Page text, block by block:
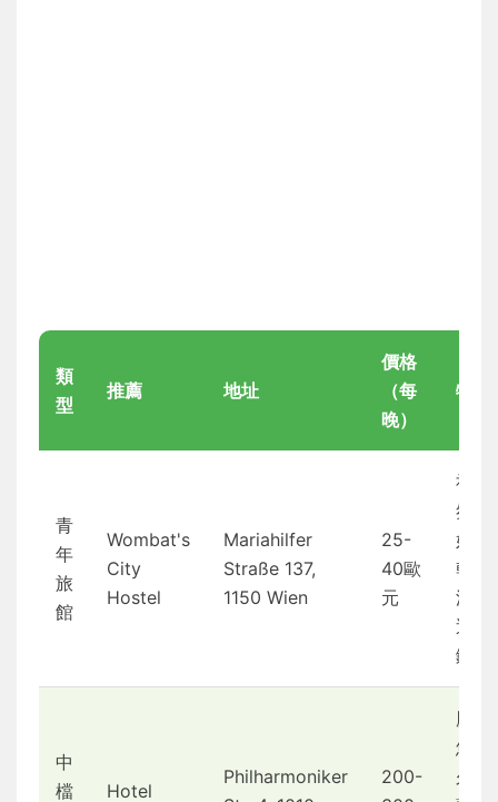
類
型
推薦 地址
價格
（每
晚）
特色
青
年
旅
館
Wombat's
City
Hostel
Mariahilfer
Straße 137,
1150 Wien
25-
40歐
元
社交
氛圍
好，
乾
淨，
近地
鐵
中
檔
Hotel
Philharmoniker
200-
歷史
悠
久，